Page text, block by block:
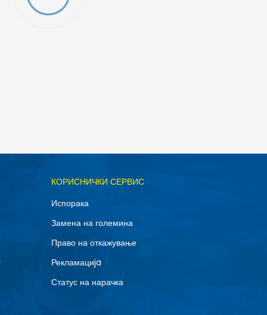
КОРИСНИЧКИ СЕРВИС
Испорака
Замена на големина
Право на откажување
Рекламациja
Статус на нарачка